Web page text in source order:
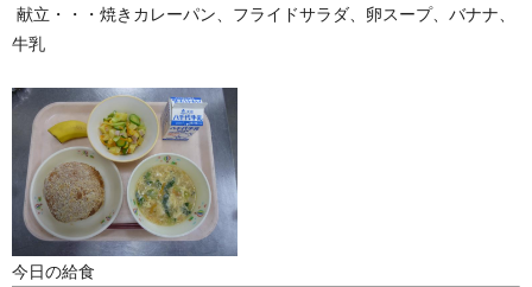
献立・・・焼きカレーパン、フライドサラダ、卵スープ、バナナ、
牛乳
今日の給食